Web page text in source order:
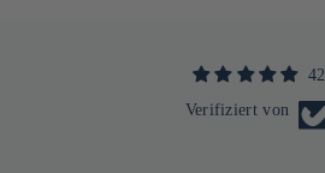
Verifiziert von